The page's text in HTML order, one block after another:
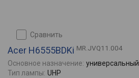
сравнить
Acer H6555BDKi MR.JVQ11.004
Основное назначение: универсальный
Тип лампы: UHP